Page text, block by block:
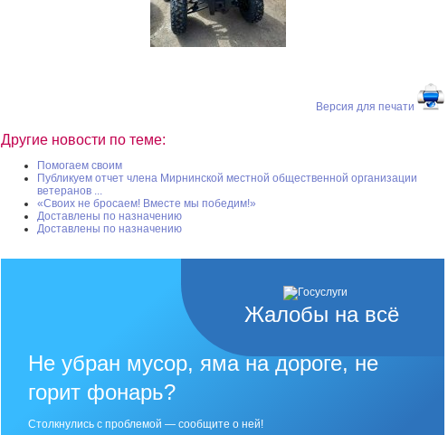
Версия для печати
Другие новости по теме:
Помогаем своим
Публикуем отчет члена Мирнинской местной общественной организации
ветеранов ...
«Своих не бросаем! Вместе мы победим!»
Доставлены по назначению
Доставлены по назначению
Жалобы на всё
Не убран мусор, яма на дороге, не
горит фонарь?
Столкнулись с проблемой — сообщите о ней!